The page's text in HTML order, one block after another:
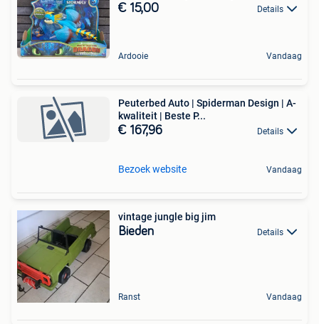
€ 15,00 Details
Ardooie Vandaag
Peuterbed Auto | Spiderman Design | A-
kwaliteit | Beste P...
€ 167,96 Details
Bezoek website Vandaag
vintage jungle big jim
Bieden Details
Ranst Vandaag